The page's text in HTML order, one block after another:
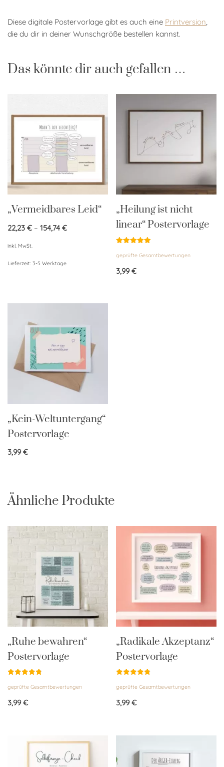
Diese digitale Postervorlage gibt es auch eine Printversion
die du dir in deiner Wunschgröße bestellen kannst.
Das könnte dir auch gefallen …
„Vermeidbares Leid“
22,23 € – 154,74 €
inkl. MwSt.
Lieferzeit: 3-5 Werktage
„Heilung ist nicht
linear“ Postervorlage
mit
von 5
geprüfte Gesamtbewertungen
3,99€
„Kein-Weltuntergang“
Postervorlage
3,99€
Ähnliche Produkte
„Ruhe bewahren“
Postervorlage
mit
von 5
geprüfte Gesamtbewertungen
3,99€
„Radikale Akzeptanz“
Postervorlage
mit
von 5
geprüfte Gesamtbewertungen
3,99€